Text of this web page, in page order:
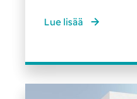
Lue lisää